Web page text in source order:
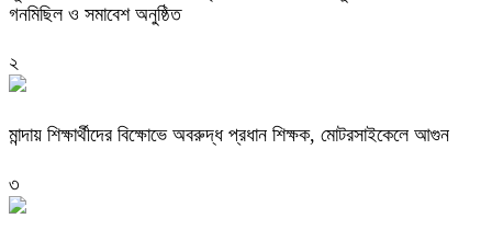
গনমিছিল ও সমাবেশ অনুষ্ঠিত
২
মান্দায় শিক্ষার্থীদের বিক্ষোভে অবরুদ্ধ প্রধান শিক্ষক, মোটরসাইকেলে আগুন
৩